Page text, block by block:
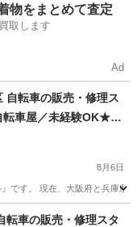
物をまとめて査定
取します
Ad
自転車の販売・修理ス
車屋／未経験OK★知
万円以上可能★
8月6日
です。 現在、大阪府と兵庫
転車の販売・修理スタ